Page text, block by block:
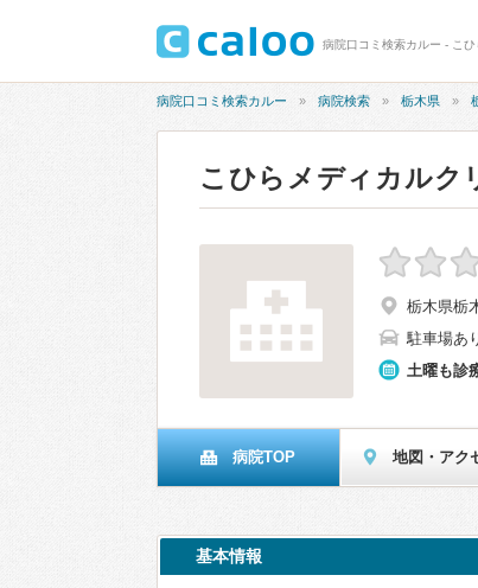
病院口コミ検索カルー - こ
病院口コミ検索カルー 病院検索 栃木県
こひらメディカルク
栃木県栃
駐車場あ
土曜も診
病院TOP 地図・アク
基本情報